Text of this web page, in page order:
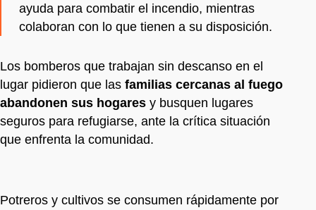
ayuda para combatir el incendio, mientras
colaboran con lo que tienen a su disposición.
Los bomberos que trabajan sin descanso en el
lugar pidieron que las familias cercanas al fuego
abandonen sus hogares y busquen lugares
seguros para refugiarse, ante la crítica situación
que enfrenta la comunidad.
Potreros y cultivos se consumen rápidamente por